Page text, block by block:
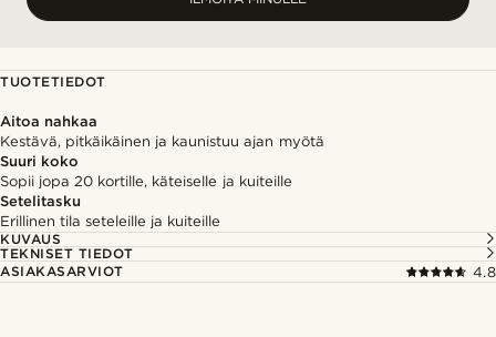
TUOTETIEDOT
Aitoa nahkaa
Kestävä, pitkäikäinen ja kaunistuu ajan myötä
Suuri koko
Sopii jopa 20 kortille, käteiselle ja kuiteille
Setelitasku
Erillinen tila seteleille ja kuiteille
KUVAUS
TEKNISET TIEDOT
ASIAKASARVIOT
4.8